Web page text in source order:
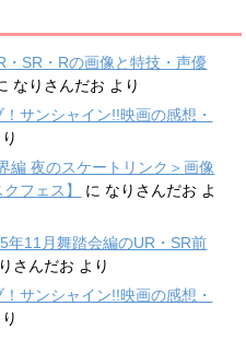
SR・Rの画像と特技・声優
なりさんだお より
サンシャイン!!映画の感想・
編 夜のスケートリンク＞画像
フェス】
に なりさんだお よ
11月舞踏会編のUR・SR前
さんだお より
サンシャイン!!映画の感想・